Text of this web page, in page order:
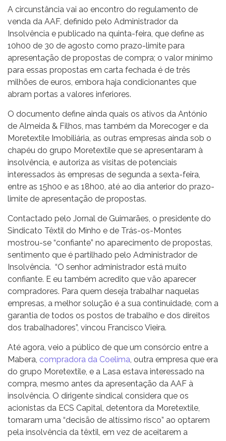
A circunstância vai ao encontro do regulamento de
venda da AAF, definido pelo Administrador da
Insolvência e publicado na quinta-feira, que define as
10h00 de 30 de agosto como prazo-limite para
apresentação de propostas de compra; o valor mínimo
para essas propostas em carta fechada é de três
milhões de euros, embora haja condicionantes que
abram portas a valores inferiores.
O documento define ainda quais os ativos da António
de Almeida & Filhos, mas também da Morecoger e da
Moretextile Imobiliária, as outras empresas ainda sob o
chapéu do grupo Moretextile que se apresentaram à
insolvência, e autoriza as visitas de potenciais
interessados às empresas de segunda a sexta-feira,
entre as 15h00 e as 18h00, até ao dia anterior do prazo-
limite de apresentação de propostas.
Contactado pelo Jornal de Guimarães, o presidente do
Sindicato Têxtil do Minho e de Trás-os-Montes
mostrou-se “confiante” no aparecimento de propostas,
sentimento que é partilhado pelo Administrador de
Insolvência. “O senhor administrador está muito
confiante. E eu também acredito que vão aparecer
compradores. Para quem deseja trabalhar naquelas
empresas, a melhor solução é a sua continuidade, com a
garantia de todos os postos de trabalho e dos direitos
dos trabalhadores”, vincou Francisco Vieira.
Até agora, veio a público de que um consórcio entre a
Mabera, compradora da Coelima , outra empresa que era
do grupo Moretextile, e a Lasa estava interessado na
compra, mesmo antes da apresentação da AAF à
insolvência. O dirigente sindical considera que os
acionistas da ECS Capital, detentora da Moretextile,
tomaram uma “decisão de altíssimo risco” ao optarem
pela insolvência da têxtil, em vez de aceitarem a